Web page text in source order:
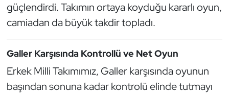
güçlendirdi. Takımın ortaya koyduğu kararlı oyun,
camiadan da büyük takdir topladı.
Galler Karşısında Kontrollü ve Net Oyun
Erkek Milli Takımımız, Galler karşısında oyunun
başından sonuna kadar kontrolü elinde tutmayı
Golf
Halter
Hava Sporları